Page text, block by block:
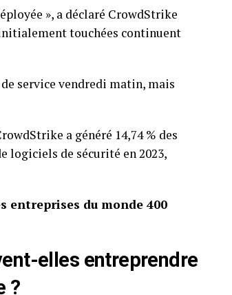
», a déclaré CrowdStrike
touchées continuent
service vendredi matin, mais
a généré 14,74 % des
‌logiciels de sécurité en 2023,
entreprises du monde 400
elles entreprendre
?